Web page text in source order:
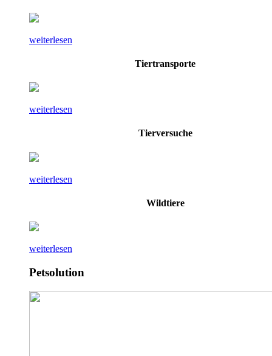
weiterlesen
Tiertransporte
weiterlesen
Tierversuche
weiterlesen
Wildtiere
weiterlesen
Petsolution